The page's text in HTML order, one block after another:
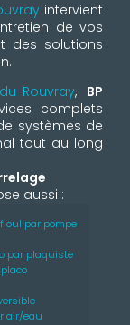
intervient
de vos
des solutions
Rouvray, BP
complets
systèmes de
tout au long
aussi :
par pompe
par plaquiste
air/eau